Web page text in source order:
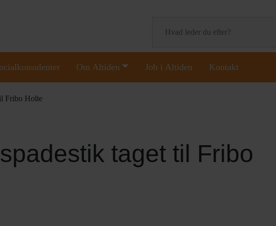
Søg efter:
Om Altiden Job i Altiden Kontakt
Fribo Holte
taget til Fribo